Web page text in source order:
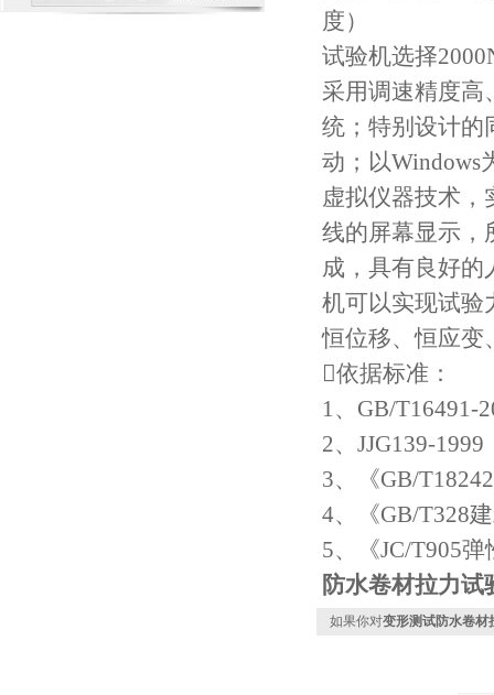
度）
试验机选择
采用调速精度高
统；特别设计的
动；以Windows
虚拟仪器技术
线的屏幕显示，
成，具有良好的
机可以实现试验
恒位移、恒应变
依据标准：
1、GB/T16491-
2、JJG139-
3、《GB/
4、《GB/T328
5、《JC/T905
防水卷材拉力试
如果你对变形测试防水卷材